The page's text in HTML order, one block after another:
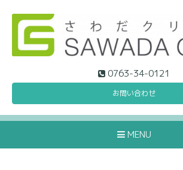
0763-34-0121
お問い合わせ
MENU